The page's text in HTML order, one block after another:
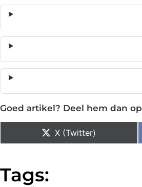
Goed artikel? Deel hem dan
X (Twitter)
Tags: